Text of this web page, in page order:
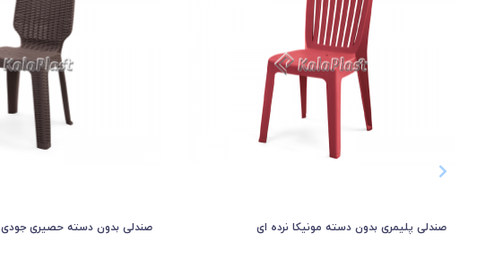
صندلی پلیمری بدون دسته مونیکا نرده ای صندلی بدون دسته حصیری جودی